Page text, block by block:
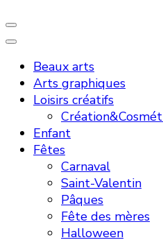
Beaux arts
Arts graphiques
Loisirs créatifs
Enfant
Fêtes
Carnaval
Saint-Valentin
Pâques
Fête des mères
Halloween